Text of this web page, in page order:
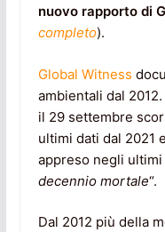
nuovo rapporto di
completo).
Global Witness
ambientali dal
il 29 settembre
ultimi dati dal 2021
appreso negli
decennio mortale“.
Dal 2012 più della